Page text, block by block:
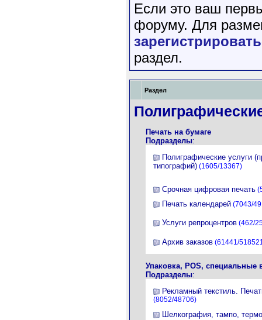
Если это ваш
форуму. Для
раздел.
Раздел
Печать на бумаге
Подразделы:
Полиграфические услуги
типографий) (1605/13367)
Срочная цифровая печать
Печать календарей (7043/
Услуги репроцентров (462/
Архив заказов (61441/
Упаковка, POS, специальные
Подразделы:
Рекламный текстиль.
(8052/48706)
Шелкография, тампо,